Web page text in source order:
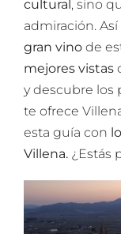
cultural , sino
admiración.
gran vino de
mejores vistas
y descubre los
te ofrece
esta guía con
Villena. ¿Estás